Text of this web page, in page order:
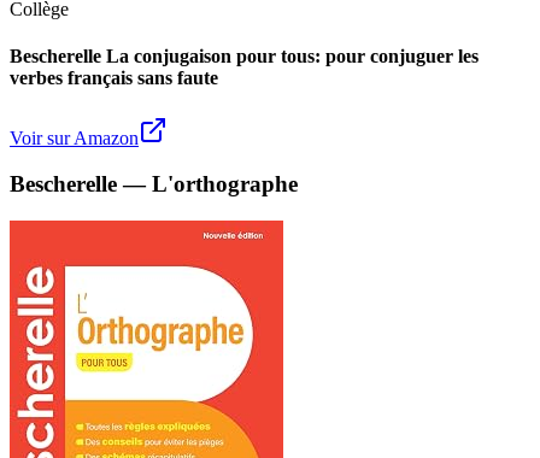
Collège
Bescherelle La conjugaison pour tous: pour conjuguer les
verbes français sans faute
Voir sur Amazon
Bescherelle — L'orthographe